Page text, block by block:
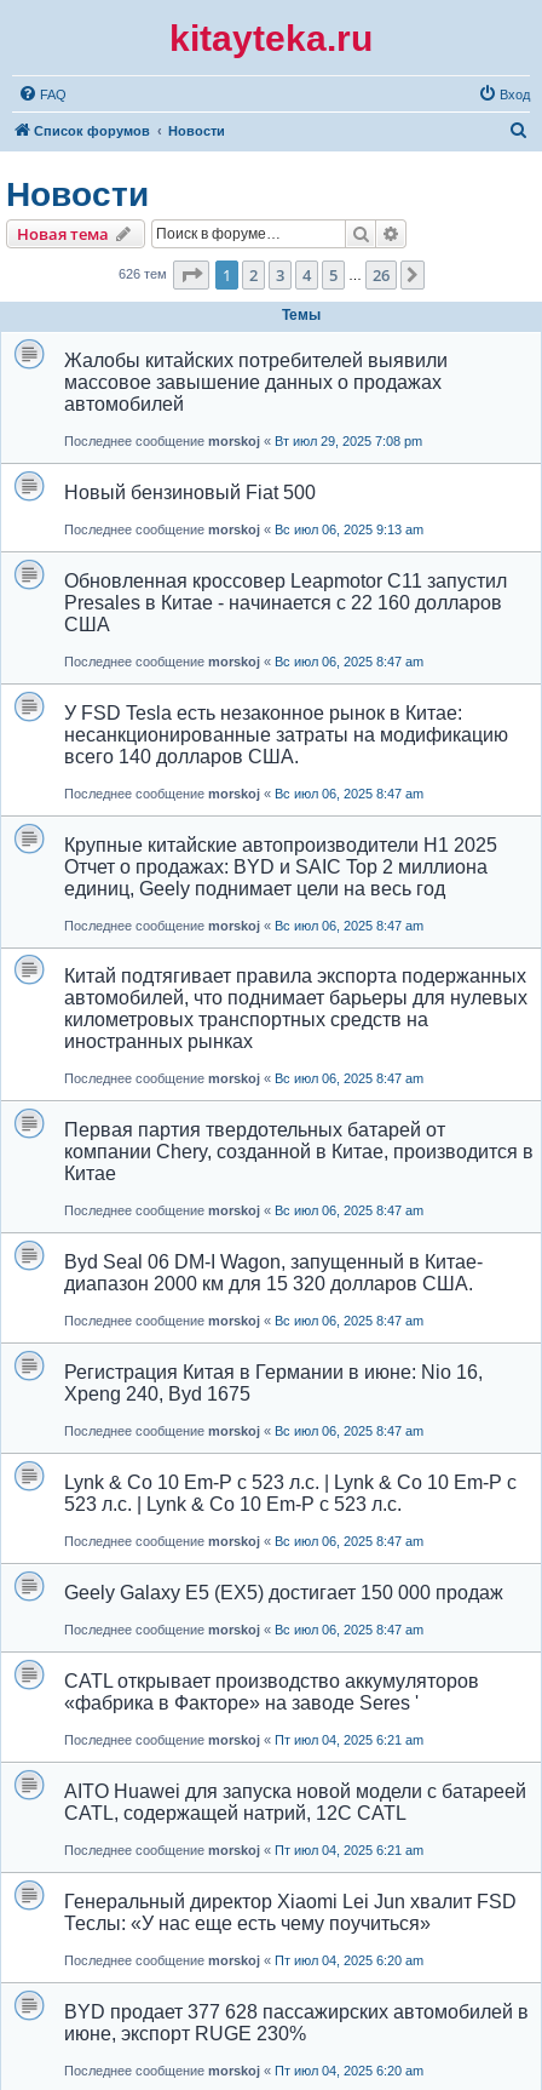
kitayteka.ru
FAQ Вход
Список форумов Новости
Новости
Новая тема Поиск
626 тем Страница из 26
1 2 3 4 5 26
Темы
Жалобы китайских потребителей выявили
массовое завышение данных о продажах
автомобилей
Последнее сообщение morskoj « Вт июл 29, 2025 7:08 pm
Новый бензиновый Fiat 500
Последнее сообщение morskoj « Вс июл 06, 2025 9:13 am
Обновленная кроссовер Leapmotor C11 запустил
Presales в Китае - начинается с 22 160 долларов
США
Последнее сообщение morskoj « Вс июл 06, 2025 8:47 am
У FSD Tesla есть незаконное рынок в Китае:
несанкционированные затраты на модификацию
всего 140 долларов США.
Последнее сообщение morskoj « Вс июл 06, 2025 8:47 am
Крупные китайские автопроизводители H1 2025
Отчет о продажах: BYD и SAIC Top 2 миллиона
единиц, Geely поднимает цели на весь год
Последнее сообщение morskoj « Вс июл 06, 2025 8:47 am
Китай подтягивает правила экспорта подержанных
автомобилей, что поднимает барьеры для нулевых
километровых транспортных средств на
иностранных рынках
Последнее сообщение morskoj « Вс июл 06, 2025 8:47 am
Первая партия твердотельных батарей от
компании Chery, созданной в Китае, производится в
Китае
Последнее сообщение morskoj « Вс июл 06, 2025 8:47 am
Byd Seal 06 DM-I Wagon, запущенный в Китае-
диапазон 2000 км для 15 320 долларов США.
Последнее сообщение morskoj « Вс июл 06, 2025 8:47 am
Регистрация Китая в Германии в июне: Nio 16,
Xpeng 240, Byd 1675
Последнее сообщение morskoj « Вс июл 06, 2025 8:47 am
Lynk & Co 10 Em-P с 523 л.с. | Lynk & Co 10 Em-P с
523 л.с. | Lynk & Co 10 Em-P с 523 л.с.
Последнее сообщение morskoj « Вс июл 06, 2025 8:47 am
Geely Galaxy E5 (EX5) достигает 150 000 продаж
Последнее сообщение morskoj « Вс июл 06, 2025 8:47 am
CATL открывает производство аккумуляторов
«фабрика в Факторе» на заводе Seres '
Последнее сообщение morskoj « Пт июл 04, 2025 6:21 am
AITO Huawei для запуска новой модели с батареей
CATL, содержащей натрий, 12C CATL
Последнее сообщение morskoj « Пт июл 04, 2025 6:21 am
Генеральный директор Xiaomi Lei Jun хвалит FSD
Теслы: «У нас еще есть чему поучиться»
Последнее сообщение morskoj « Пт июл 04, 2025 6:20 am
BYD продает 377 628 пассажирских автомобилей в
июне, экспорт RUGE 230%
Последнее сообщение morskoj « Пт июл 04, 2025 6:20 am